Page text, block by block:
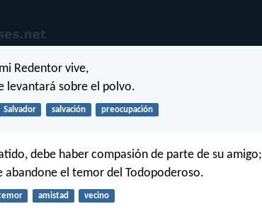
Redentor vive,
levantará sobre el polvo.
Salvador salvación preocupación
debe haber compasión de parte de su amigo;
abandone el temor del Todopoderoso.
amistad vecino